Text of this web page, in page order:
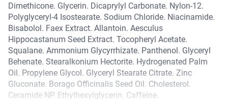
Korzystamy z plików cookies w celu
Dimethicone. Glycerin. Dicaprylyl Carbonate. Nylon-12.
Polyglyceryl-4 Isostearate. Sodium Chloride. Niacinamide.
Bisabolol. Faex Extract. Allantoin. Aesculus
Hippocastanum Seed Extract. Tocopheryl Acetate.
Squalane. Ammonium Glycyrrhizate. Panthenol. Glyceryl
Behenate. Stearalkonium Hectorite. Hydrogenated Palm
Oil. Propylene Glycol. Glyceryl Stearate Citrate. Zinc
Gluconate. Borago Officinalis Seed Oil. Cholesterol.
Ceramide NP. Ethylhexylglycerin. Caffeine.